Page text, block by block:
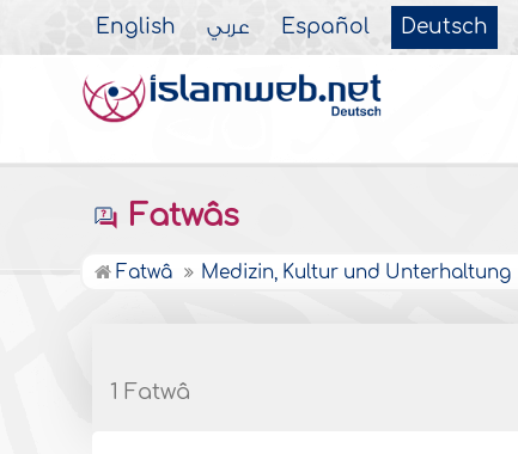
English عربي Español Deutsch
Fatwâs
Fatwâ Medizin, Kultur und Unterhaltung
1 Fatwâ